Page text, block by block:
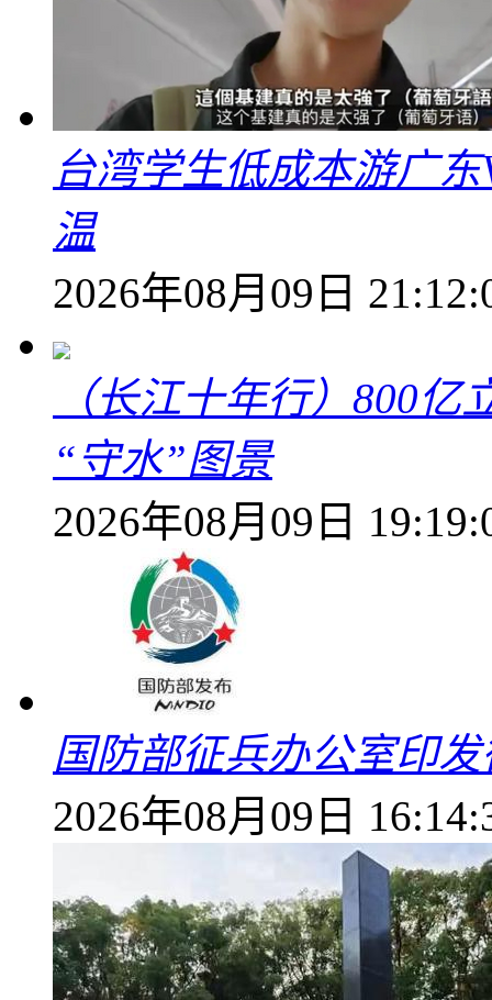
台湾学生低成本游广
温
2026年08月09日
（长江十年行）800
“守水”图景
2026年08月09日
国防部征兵办公室印
2026年08月09日